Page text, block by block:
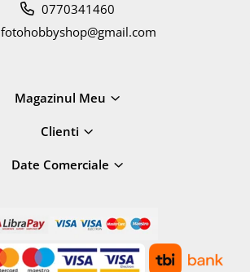
0770341460
fotohobbyshop@gmail.com
Magazinul Meu
Clienti
Date Comerciale